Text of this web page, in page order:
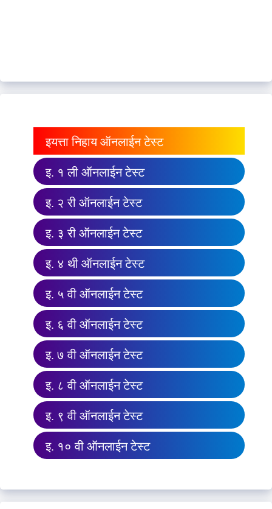
इयत्ता निहाय ऑनलाईन टेस्ट
इ. १ ली ऑनलाईन टेस्ट
इ. २ री ऑनलाईन टेस्ट
इ. ३ री ऑनलाईन टेस्ट
इ. ४ थी ऑनलाईन टेस्ट
इ. ५ वी ऑनलाईन टेस्ट
इ. ६ वी ऑनलाईन टेस्ट
इ. ७ वी ऑनलाईन टेस्ट
इ. ८ वी ऑनलाईन टेस्ट
इ. ९ वी ऑनलाईन टेस्ट
इ. १० वी ऑनलाईन टेस्ट